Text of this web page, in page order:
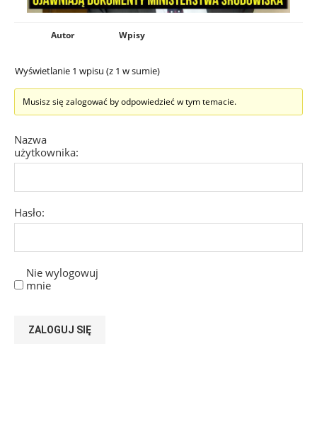
Autor Wpisy
Wyświetlanie 1 wpisu (z 1 w sumie)
Musisz się zalogować by odpowiedzieć w tym temacie.
Nazwa
użytkownika:
Hasło:
Nie wylogowuj
mnie
ZALOGUJ SIĘ